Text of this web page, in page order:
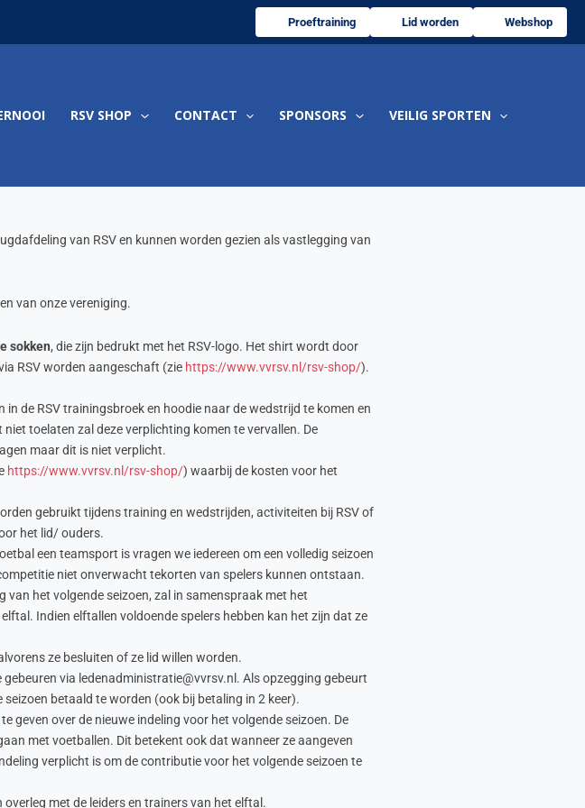
Proeftraining Lid worden Webshop
RSV SHOP CONTACT SPONSORS VEILIG SPORTEN
van RSV en kunnen worden gezien als vastlegging van
van onze vereniging.
sokken, die zijn bedrukt met het RSV-logo. Het shirt wordt door
RSV worden aangeschaft (zie https://www.vvrsv.nl/rsv-shop/).
de RSV trainingsbroek en hoodie naar de wedstrijd te komen en
toelaten zal deze verplichting komen te vervallen. De
maar dit is niet verplicht.
https://www.vvrsv.nl/rsv-shop/) waarbij de kosten voor het
gebruikt tijdens training en wedstrijden, activiteiten bij RSV of
het lid/ ouders.
een teamsport is vragen we iedereen om een volledig seizoen
niet onverwacht tekorten van spelers kunnen ontstaan.
van het volgende seizoen, zal in samenspraak met het
Indien elftallen voldoende spelers hebben kan het zijn dat ze
ze besluiten of ze lid willen worden.
via ledenadministratie@vvrsv.nl. Als opzegging gebeurt
betaald te worden (ook bij betaling in 2 keer).
geven over de nieuwe indeling voor het volgende seizoen. De
met voetballen. Dit betekent ook dat wanneer ze aangeven
verplicht is om de contributie voor het volgende seizoen te
met de leiders en trainers van het elftal.